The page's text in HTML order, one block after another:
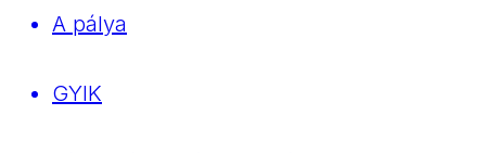
A pálya
GYIK